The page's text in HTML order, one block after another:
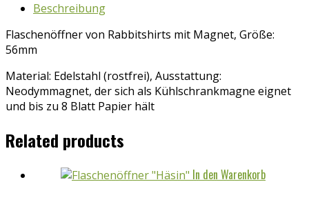
Beschreibung
Flaschenöffner von Rabbitshirts mit Magnet, Größe:
56mm
Material: Edelstahl (rostfrei), Ausstattung:
Neodymmagnet, der sich als Kühlschrankmagne eignet
und bis zu 8 Blatt Papier hält
Related products
In den Warenkorb